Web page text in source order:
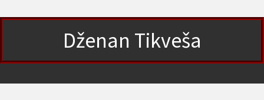
Dženan Tikveša